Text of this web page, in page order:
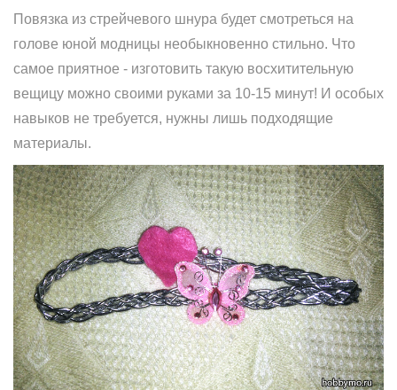
Повязка из стрейчевого шнура будет смотреться на
голове юной модницы необыкновенно стильно. Что
самое приятное - изготовить такую восхитительную
вещицу можно своими руками за 10-15 минут! И особых
навыков не требуется, нужны лишь подходящие
материалы.